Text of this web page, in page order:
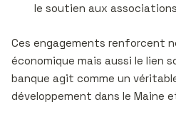
le soutien aux
Ces engagements renforcent
économique mais aussi le lien
banque agit comme un
développement dans le Maine